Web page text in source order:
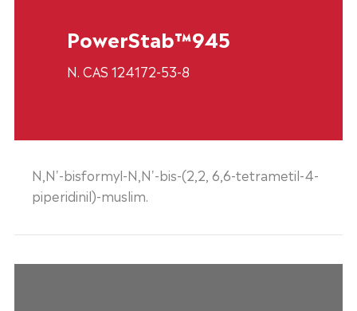
PowerStab™945
N. CAS 124172-53-8
N,N'-bisformyl-N,N'-bis-(2,2, 6,6-tetrametil-4-
piperidinil)-muslim.